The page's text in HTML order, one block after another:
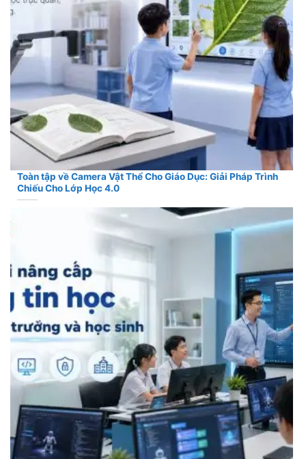
Toàn tập về Camera Vật Thể Cho Giáo Dục: Giải Pháp Trình
Chiếu Cho Lớp Học 4.0